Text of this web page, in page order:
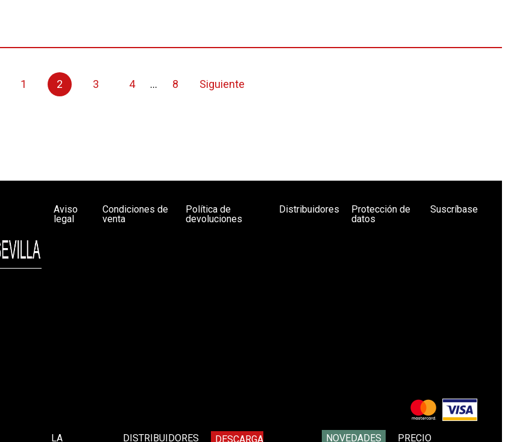
1 2 3 4 ... 8 Siguiente
Aviso
legal
Condiciones de
venta
Política de
devoluciones
Distribuidores
Protección de
datos
Suscríbase
LA DISTRIBUIDORES DESCARGA NOVEDADES PRECIO